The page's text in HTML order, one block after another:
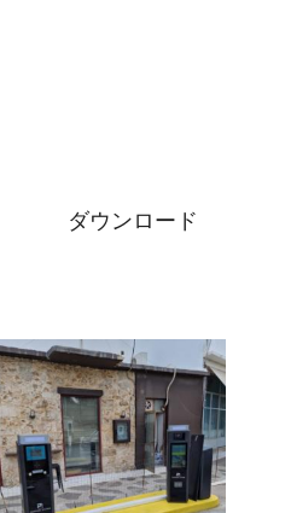
ダウンロード